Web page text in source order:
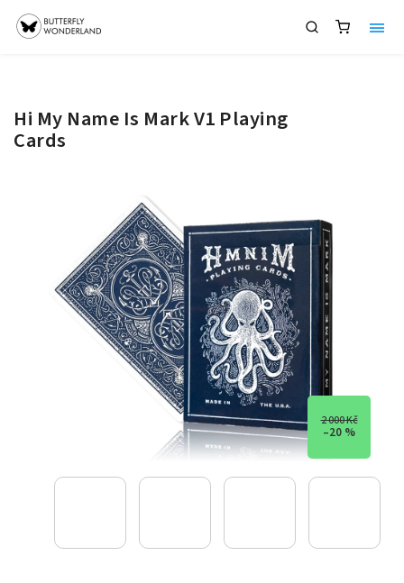
Hi My Name Is Mark V1 Playing
Cards
2 000 Kč
–20 %